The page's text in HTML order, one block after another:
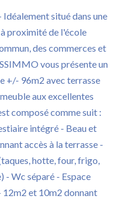
situé dans une
proximité de l'école
des commerces et
vous présente un
+/- 96m2 avec terrasse
aux excellentes
composé comme suit :
intégré - Beau et
accès à la terrasse -
hotte, four, frigo,
- Wc séparé - Espace
12m2 et 10m2 donnant